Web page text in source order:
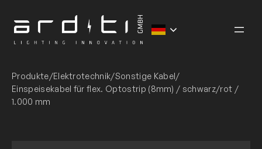
Inhalt
springen
Produkte/Elektrotechnik/Sonstige Kabel/
Einspeisekabel für flex. Optostrip (8mm) / schwarz/rot /
1.000 mm